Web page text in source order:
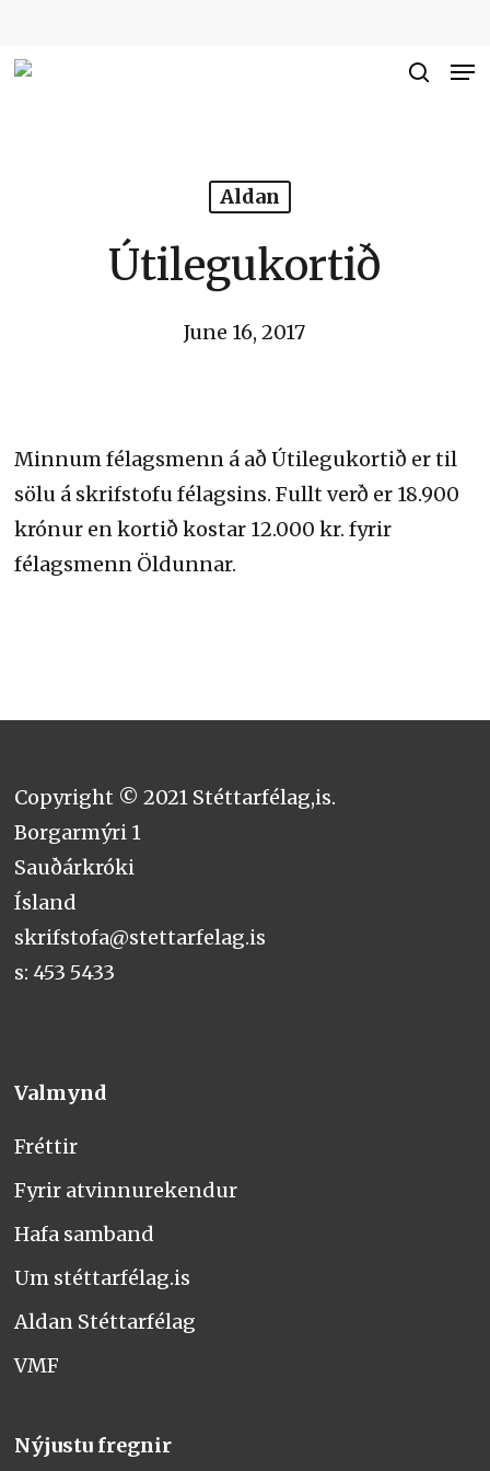
Aldan
Útilegukortið
June 16, 2017
Minnum félagsmenn á að Útilegukortið er til
sölu á skrifstofu félagsins. Fullt verð er 18.900
krónur en kortið kostar 12.000 kr. fyrir
félagsmenn Öldunnar.
Copyright © 2021 Stéttarfélag,is.
Borgarmýri 1
Sauðárkróki
Ísland
skrifstofa@stettarfelag.is
s: 453 5433
Valmynd
Fréttir
Fyrir atvinnurekendur
Hafa samband
Um stéttarfélag.is
Aldan Stéttarfélag
VMF
Nýjustu fregnir
Close